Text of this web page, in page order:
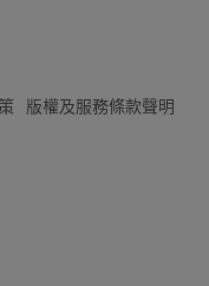
版權及服務條款聲明